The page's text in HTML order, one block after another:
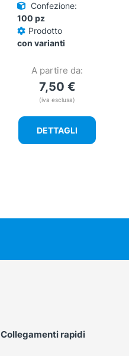
Confezione:
100 pz
Prodotto
con varianti
A partire da:
7,50 €
(iva esclusa)
DETTAGLI
Collegamenti rapidi